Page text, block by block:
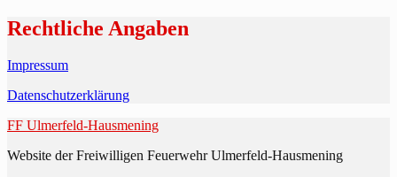
Rechtliche Angaben
Impressum
Datenschutzerklärung
FF Ulmerfeld-Hausmening
Website der Freiwilligen Feuerwehr Ulmerfeld-Hausmening